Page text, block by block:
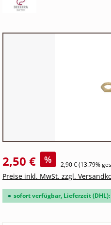
2,50 € % 2,90 €(13.79%
Preise inkl. MwSt. zzgl.
sofort verfügbar, Lieferzeit (DHL):
Produkt Anzahl: Gib den